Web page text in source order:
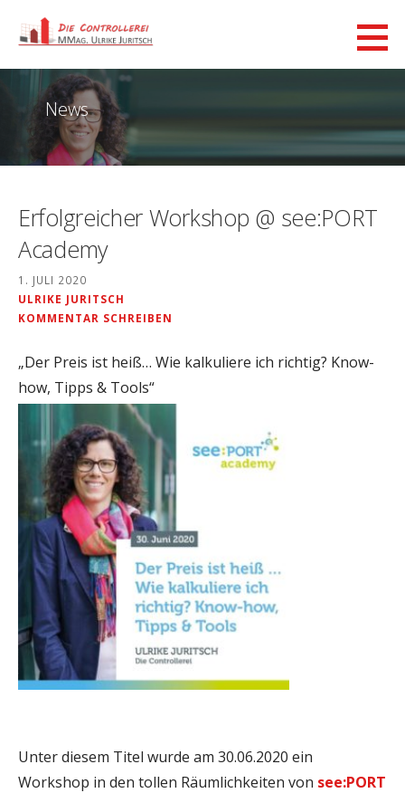
Inhalt
Die Controllerei - MMag. Ulrike
Juritsch
News
Erfolgreicher Workshop @ see:PORT
Academy
1. JULI 2020
ULRIKE JURITSCH
KOMMENTAR SCHREIBEN
„Der Preis ist heiß… Wie kalkuliere ich richtig? Know-
how, Tipps & Tools“
Unter diesem Titel wurde am 30.06.2020 ein
Workshop in den tollen Räumlichkeiten von see:PORT